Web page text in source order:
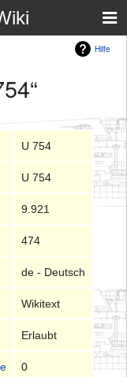
Hilfe
U 754
U 754
9.921
474
de - Deutsch
Wikitext
Erlaubt
0